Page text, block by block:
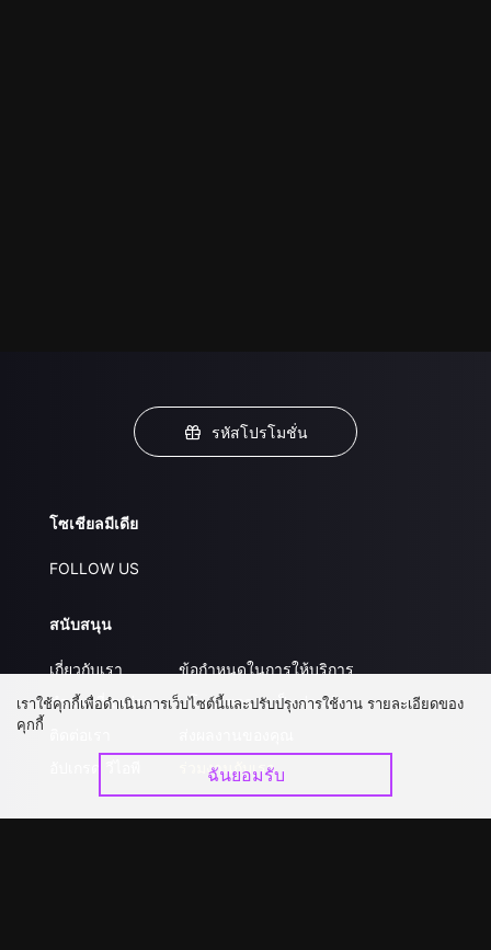
รหัสโปรโมชั่น
โซเชียลมีเดีย
FOLLOW US
สนับสนุน
เกี่ยวกับเรา
คำถามที่พบบ่อย
ข้อกำหนดในการให้บริการ
นโยบายความเป็นส่วนตัว
ร่วมงานกับเรา
เราใช้คุกกี้เพื่อดำเนินการเว็บไซต์นี้และปรับปรุงการใช้งาน รายละเอียดของ
คุกกี้
ฉันยอมรับ